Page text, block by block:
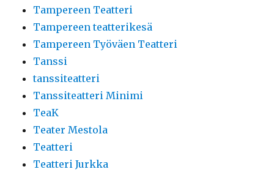
Tampereen Teatteri
Tampereen teatterikesä
Tampereen Työväen Teatteri
Tanssi
tanssiteatteri
Tanssiteatteri Minimi
TeaK
Teater Mestola
Teatteri
Teatteri Jurkka